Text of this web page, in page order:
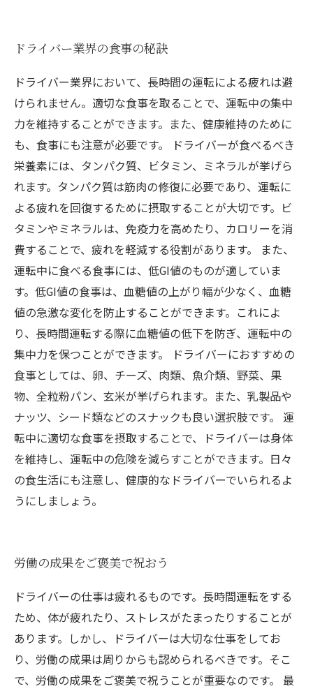
ドライバー業界の食事の秘訣
ドライバー業界において、長時間の運転による疲れは避
けられません。適切な食事を取ることで、運転中の集中
力を維持することができます。また、健康維持のために
も、食事にも注意が必要です。 ドライバーが食べるべき
栄養素には、タンパク質、ビタミン、ミネラルが挙げら
れます。タンパク質は筋肉の修復に必要であり、運転に
よる疲れを回復するために摂取することが大切です。ビ
タミンやミネラルは、免疫力を高めたり、カロリーを消
費することで、疲れを軽減する役割があります。 また、
運転中に食べる食事には、低GI値のものが適していま
す。低GI値の食事は、血糖値の上がり幅が少なく、血糖
値の急激な変化を防止することができます。これによ
り、長時間運転する際に血糖値の低下を防ぎ、運転中の
集中力を保つことができます。 ドライバーにおすすめの
食事としては、卵、チーズ、肉類、魚介類、野菜、果
物、全粒粉パン、玄米が挙げられます。また、乳製品や
ナッツ、シード類などのスナックも良い選択肢です。 運
転中に適切な食事を摂取することで、ドライバーは身体
を維持し、運転中の危険を減らすことができます。日々
の食生活にも注意し、健康的なドライバーでいられるよ
うにしましょう。
労働の成果をご褒美で祝おう
ドライバーの仕事は疲れるものです。長時間運転をする
ため、体が疲れたり、ストレスがたまったりすることが
あります。しかし、ドライバーは大切な仕事をしてお
り、労働の成果は周りからも認められるべきです。そこ
で、労働の成果をご褒美で祝うことが重要なのです。 最